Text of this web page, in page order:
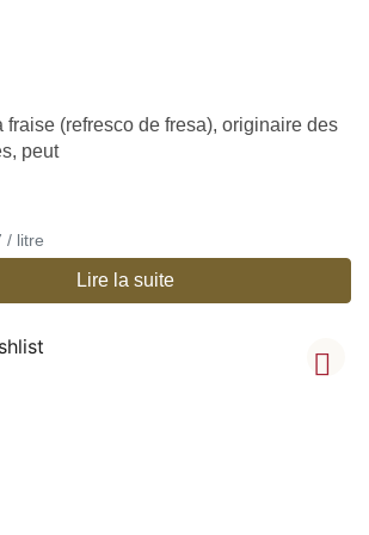
fraise (refresco de fresa), originaire des
peut
€ 9,67 / litre
Lire la suite